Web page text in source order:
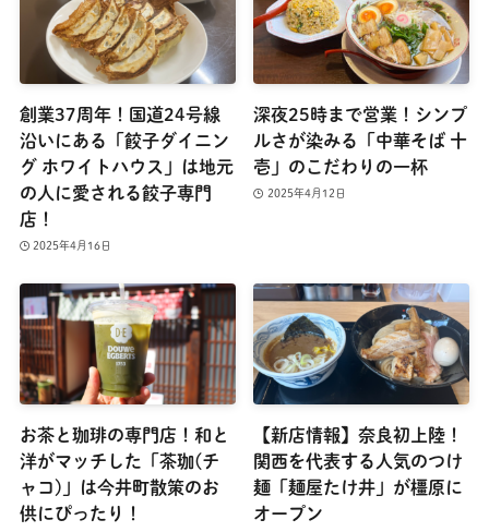
創業37周年！国道24号線
沿いにある「餃子ダイニン
グ ホワイトハウス」は地元
の人に愛される餃子専門
店！
2025年4月16日
深夜25時まで営業！シンプ
ルさが染みる「中華そば 十
壱」のこだわりの一杯
2025年4月12日
お茶と珈琲の専門店！和と
洋がマッチした「茶珈(チ
ャコ)」は今井町散策のお
供にぴったり！
【新店情報】奈良初上陸！
関西を代表する人気のつけ
麺「麺屋たけ井」が橿原に
オープン